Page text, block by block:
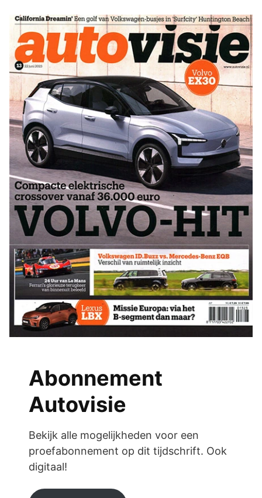
Abonnement
Autovisie
Bekijk alle mogelijkheden voor een
proefabonnement op dit tijdschrift. Ook
digitaal!